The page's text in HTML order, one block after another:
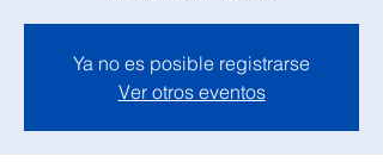
Ya no es posible registrarse
Ver otros eventos